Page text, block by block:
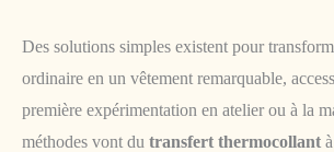
Des solutions simples existent pour
ordinaire en un vêtement remarquable,
première expérimentation en atelier ou à la
méthodes vont du transfert thermocollant